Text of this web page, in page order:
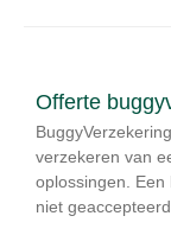
Offerte
verzekeren van
oplossingen.
niet